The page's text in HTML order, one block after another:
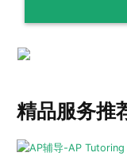
精品服务推